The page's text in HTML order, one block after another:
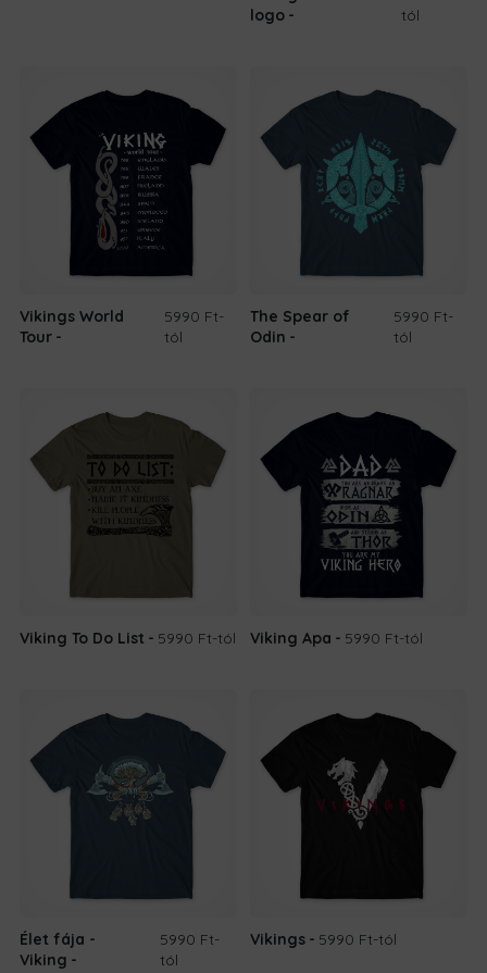
logo
tól
Vikings World
Tour
5990 Ft-
tól
The Spear of
Odin
5990 Ft-
tól
Viking To Do List 5990 Ft-tól Viking Apa 5990 Ft-tól
Élet fája -
Viking
5990 Ft-
tól
Vikings 5990 Ft-tól